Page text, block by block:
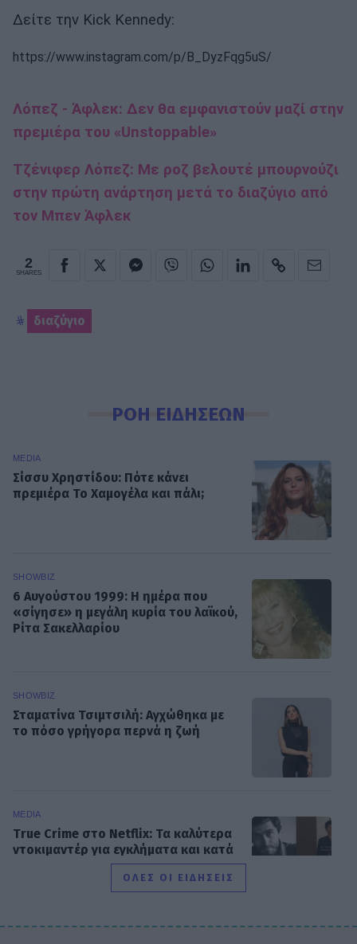
Δείτε την Kick Kennedy:
https://www.instagram.com/p/B_DyzFqg5uS/
Λόπεζ - Άφλεκ: Δεν θα εμφανιστούν μαζί στην
πρεμιέρα τoυ «Unstoppable»
Τζένιφερ Λόπεζ: Με ροζ βελουτέ μπουρνούζι
στην πρώτη ανάρτηση μετά το διαζύγιο από
τον Μπεν Άφλεκ
2
SHARES
διαζύγιο
ΡΟΗ ΕΙΔΗΣΕΩΝ
MEDIA
Σίσσυ Χρηστίδου: Πότε κάνει
πρεμιέρα Το Χαμογέλα και πάλι;
SHOWBIZ
6 Αυγούστου 1999: Η ημέρα που
«σίγησε» η μεγάλη κυρία του λαϊκού,
Ρίτα Σακελλαρίου
SHOWBIZ
Σταματίνα Τσιμτσιλή: Αγχώθηκα με
το πόσο γρήγορα περνά η ζωή
MEDIA
True Crime στο Netflix: Τα καλύτερα
ντοκιμαντέρ για εγκλήματα και κατά
συρροή δολοφόνους
ΟΛΕΣ ΟΙ ΕΙΔΗΣΕΙΣ